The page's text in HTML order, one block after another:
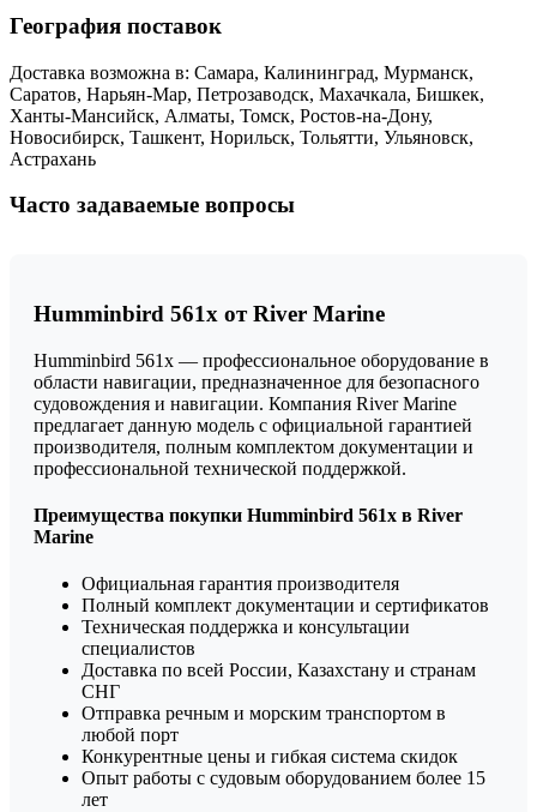
География поставок
Доставка возможна в: Самара, Калининград, Мурманск,
Саратов, Нарьян-Мар, Петрозаводск, Махачкала, Бишкек,
Ханты-Мансийск, Алматы, Томск, Ростов-на-Дону,
Новосибирск, Ташкент, Норильск, Тольятти, Ульяновск,
Астрахань
Часто задаваемые вопросы
Humminbird 561x от River Marine
Humminbird 561x — профессиональное оборудование в
области навигации, предназначенное для безопасного
судовождения и навигации. Компания River Marine
предлагает данную модель с официальной гарантией
производителя, полным комплектом документации и
профессиональной технической поддержкой.
Преимущества покупки Humminbird 561x в River
Marine
Официальная гарантия производителя
Полный комплект документации и сертификатов
Техническая поддержка и консультации
специалистов
Доставка по всей России, Казахстану и странам
СНГ
Отправка речным и морским транспортом в
любой порт
Конкурентные цены и гибкая система скидок
Опыт работы с судовым оборудованием более 15
лет